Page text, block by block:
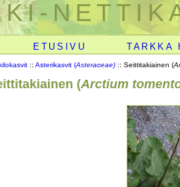
ETUSIVU TARKKA
:: Asterikasvit (Asteraceae) :: Seittitakiainen (
(Arctium